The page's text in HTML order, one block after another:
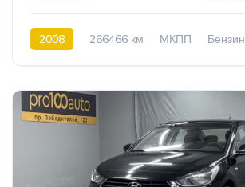
2008 266466 км МКПП
Бензин